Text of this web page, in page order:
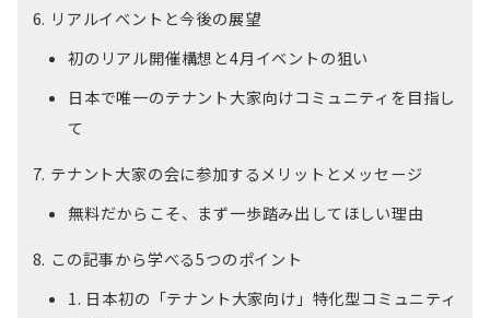
リアルイベントと今後の展望
初のリアル開催構想と4月イベントの狙い
日本で唯一のテナント大家向けコミュニティを目指し
て
テナント大家の会に参加するメリットとメッセージ
無料だからこそ、まず一歩踏み出してほしい理由
この記事から学べる5つのポイント
1. 日本初の「テナント大家向け」特化型コミュニティ